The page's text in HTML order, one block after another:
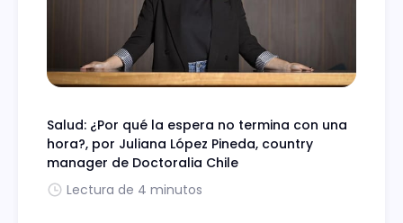
Salud: ¿Por qué la espera no termina con una
hora?, por Juliana López Pineda, country
manager de Doctoralia Chile
Lectura de 4 minutos